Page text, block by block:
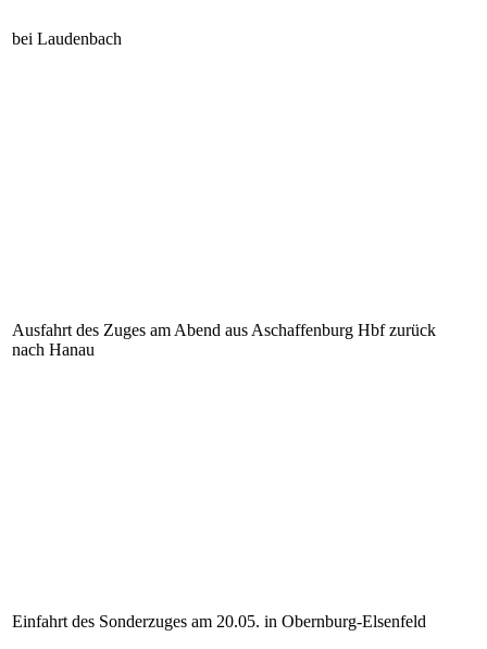
bei Laudenbach
Ausfahrt des Zuges am Abend aus Aschaffenburg Hbf zurück
nach Hanau
Einfahrt des Sonderzuges am 20.05. in Obernburg-Elsenfeld